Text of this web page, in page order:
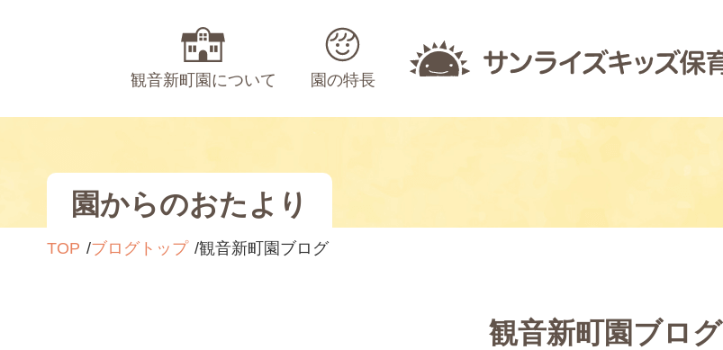
観音新町園について 園の特長
園からのおたより
TOP ブログトップ 観音新町園ブログ
観音新町園ブログ